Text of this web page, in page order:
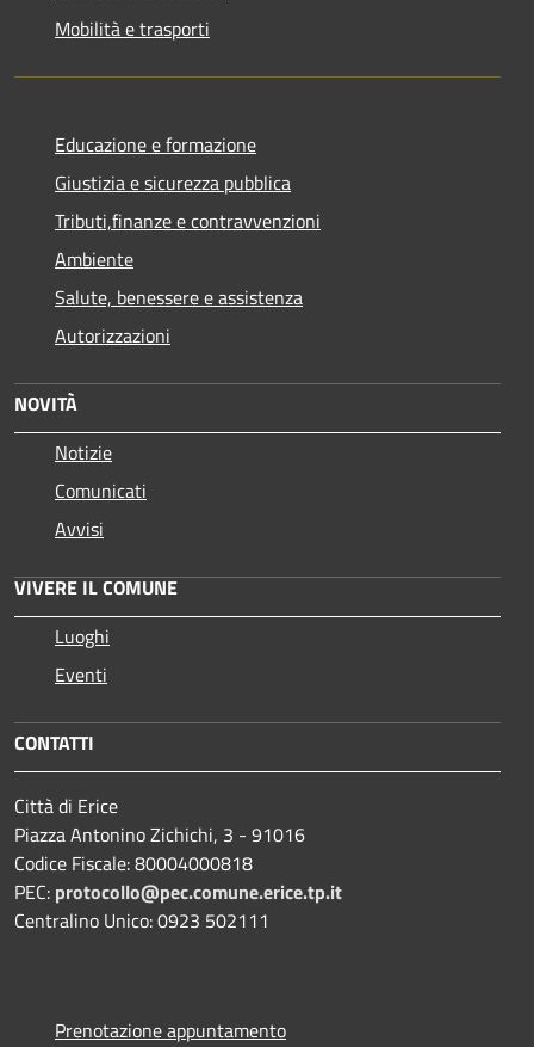
Mobilità e trasporti
Educazione e formazione
Giustizia e sicurezza pubblica
Tributi,finanze e contravvenzioni
Ambiente
Salute, benessere e assistenza
Autorizzazioni
NOVITÀ
Notizie
Comunicati
Avvisi
VIVERE IL COMUNE
Luoghi
Eventi
CONTATTI
Città di Erice
Piazza Antonino Zichichi, 3 - 91016
Codice Fiscale: 80004000818
PEC: protocollo@pec.comune.erice.tp.it
Centralino Unico: 0923 502111
Prenotazione appuntamento